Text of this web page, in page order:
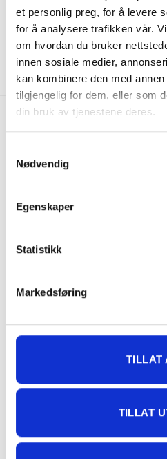
et personlig preg, for å levere
for å analysere trafikken vår.
om hvordan du bruker
innen sosiale medier,
kan kombinere den med
tilgjengelig for dem, eller som
din bruk av tjenestene deres.
Nødvendig
Egenskaper
Statistikk
Markedsføring
TILLAT
TILLAT
Kamado Joe Hickory
Chunks
299.00
IKKE PÅ LAGER
handlekurven/checkout. Prisen
Produkter som kan knuses eller
Har du ikke fått noen alternativ
pakken enten for tung, eller
mulig for skade under transport.
91 92 05
GRATIS FRAKT (Levert